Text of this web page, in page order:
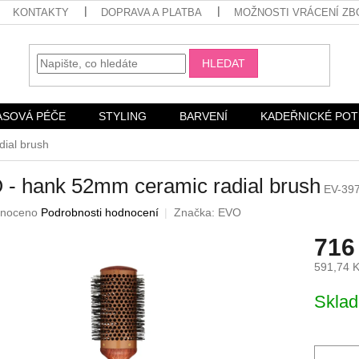
KONTAKTY DOPRAVA A PLATBA MOŽNOSTI VRÁCENÍ
HLEDAT
PÉČE STYLING BARVENÍ KADEŘNICKÉ
brush
- hank 52mm ceramic radial brush EV-
Podrobnosti hodnocení Značka: EVO
591,74
cena: